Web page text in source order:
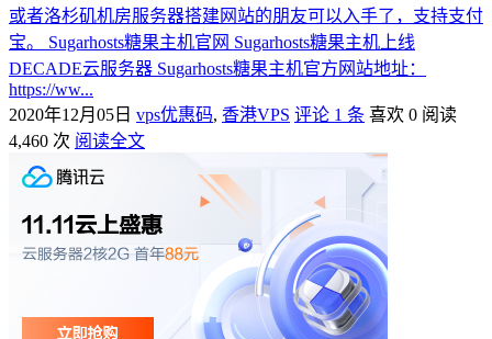
或者洛杉矶机房服务器搭建网站的朋友可以入手了，支持支付
宝。 Sugarhosts糖果主机官网 Sugarhosts糖果主机上线
DECADE云服务器 Sugarhosts糖果主机官方网站地址：
https://ww...
2020年12月05日 vps优惠码, 香港VPS 评论 1 条 喜欢 0 阅读
4,460 次 阅读全文